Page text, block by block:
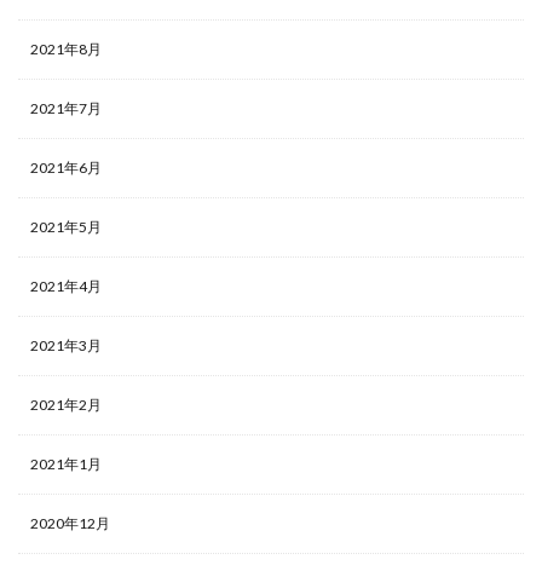
2021年8月
2021年7月
2021年6月
2021年5月
2021年4月
2021年3月
2021年2月
2021年1月
2020年12月